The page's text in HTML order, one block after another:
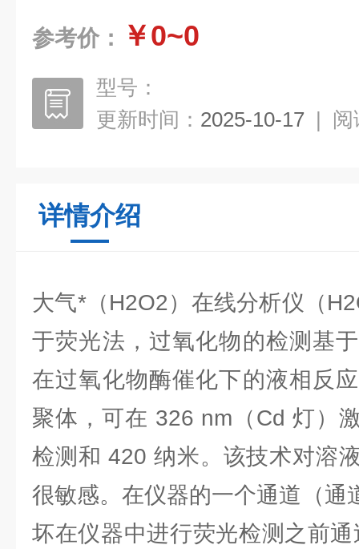
参考价： ￥0~0
型号：
更新时间： 2025-10-17 | 阅
详情介绍
大气*（H2O2）在线分析仪（
于荧光法，过氧化物的检测基
在过氧化物酶催化下的液相反
聚体，可在 326 nm（Cd 灯）
检测和 420 纳米。该技术对溶
很敏感。在仪器的一个通道（通
坏在仪器中进行荧光检测之前